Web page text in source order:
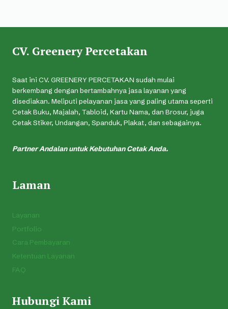
CV. Greenery Percetakan
Saat ini CV. GREENERY PERCETAKAN sudah mulai
berkembang dengan bertambahnya jasa layanan yang
disediakan. Meliputi pelayanan jasa yang paling utama seperti
Cetak Buku, Majalah, Tabloid, Kartu Nama, dan Brosur, juga
Cetak Stiker, Undangan, Spanduk, Plakat, dan sebagainya.
Partner Andalan untuk Kebutuhan Cetak Anda.
Laman
Layanan
Portfolio
Cara Pembayaran
Ketentuan Layanan
FAQ
Hubungi Kami